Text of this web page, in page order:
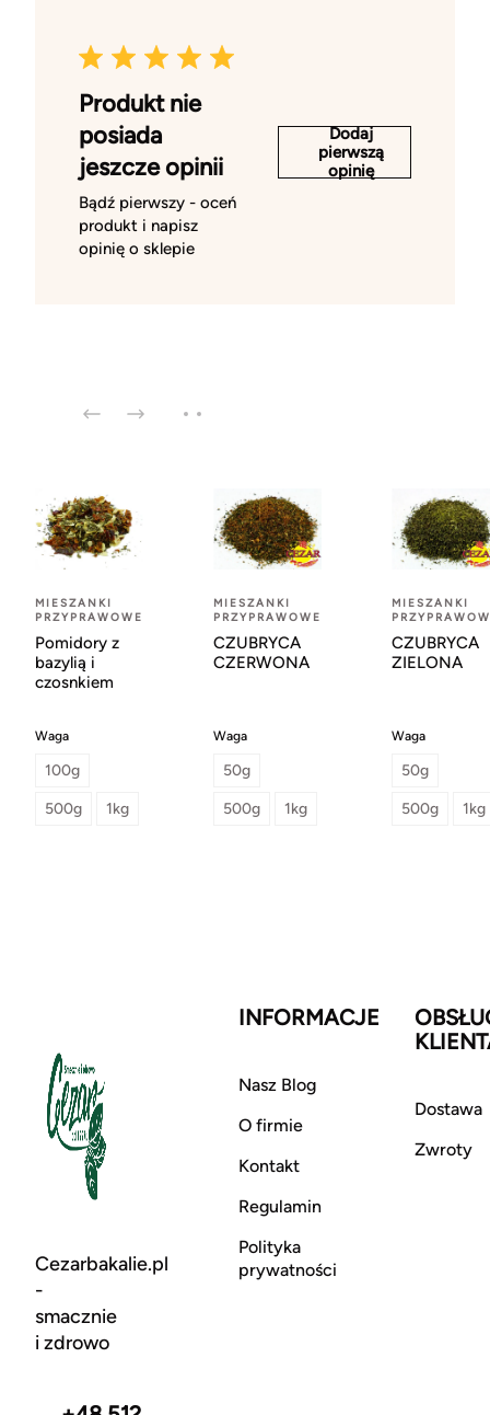
Produkt nie
posiada
jeszcze opinii
Bądź pierwszy - oceń
produkt i napisz
opinię o sklepie
Dodaj
pierwszą
opinię
MIESZANKI
PRZYPRAWOWE
Pomidory z
bazylią i
czosnkiem
Waga
100g
500g 1kg
MIESZANKI
PRZYPRAWOWE
CZUBRYCA
CZERWONA
Waga
50g
500g 1kg
MIESZANKI
CZUBRYCA
ZIELONA
Waga
50g
500g 1kg
Cezarbakalie.pl
-
smacznie
i zdrowo
INFORMACJE
Nasz Blog
O firmie
Kontakt
Regulamin
Polityka
prywatności
Dostawa
Zwroty